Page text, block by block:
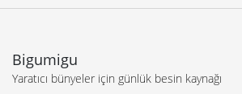
Bigumigu
Yaratıcı bünyeler için günlük besin kaynağı